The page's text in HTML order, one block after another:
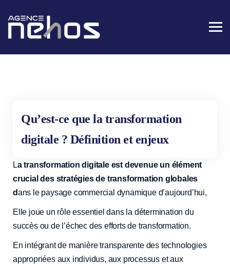
Qu’est-ce que la transformation
digitale ? Définition et enjeux
La transformation digitale est devenue un élément
crucial des stratégies de transformation globales
dans le paysage commercial dynamique d’aujourd’hui,
Elle joue un rôle essentiel dans la détermination du
succès ou de l’échec des efforts de transformation.
En intégrant de manière transparente des technologies
appropriées aux individus, aux processus et aux